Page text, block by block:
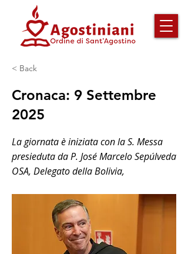
< Back
Cronaca: 9 Settembre
2025
La giornata è iniziata con la S. Messa
presieduta da P. José Marcelo Sepúlveda
OSA, Delegato della Bolivia,